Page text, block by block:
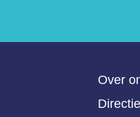
Over
Directie